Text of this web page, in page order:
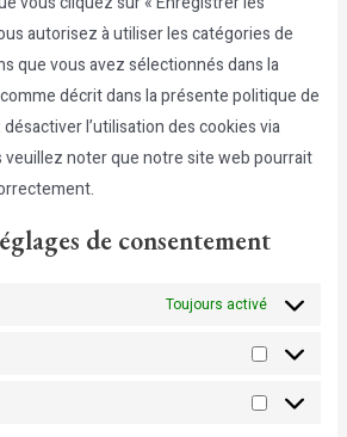
autorisez à utiliser les catégories de
que vous avez sélectionnés dans la
décrit dans la présente politique de
l’utilisation des cookies via
veuillez noter que notre site web pourrait
de consentement
Toujours activé
Marketing